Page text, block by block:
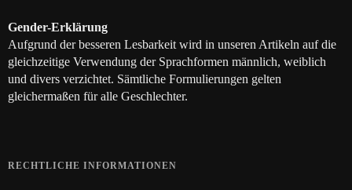
Gender-Erklärung
Aufgrund der besseren Lesbarkeit wird in unseren Artikeln auf die
gleichzeitige Verwendung der Sprachformen männlich, weiblich
und divers verzichtet. Sämtliche Formulierungen gelten
gleichermaßen für alle Geschlechter.
RECHTLICHE INFORMATIONEN